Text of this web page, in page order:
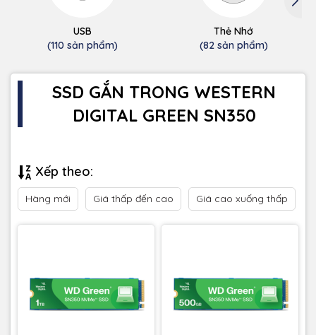
USB
(110 sản phẩm)
Thẻ Nhớ
(82 sản phẩm)
SSD GẮN TRONG WESTERN
DIGITAL GREEN SN350
Xếp theo:
Hàng mới Giá thấp đến cao Giá cao xuống thấp